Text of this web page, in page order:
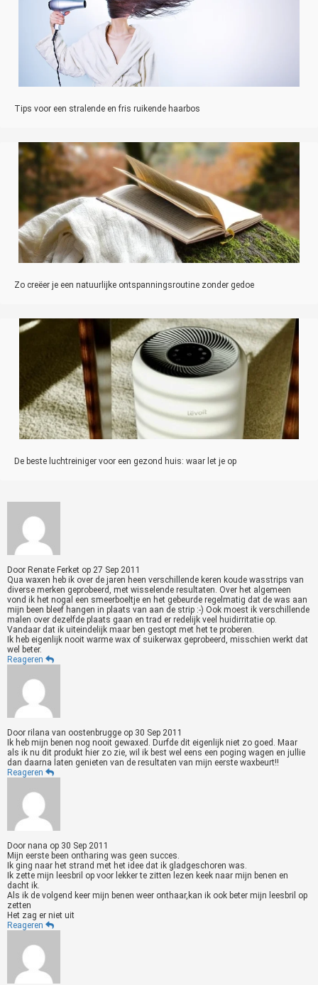
Tips voor een stralende en fris ruikende haarbos
Zo creëer je een natuurlijke ontspanningsroutine zonder gedoe
De beste luchtreiniger voor een gezond huis: waar let je op
Door Renate Ferket op 27 Sep 2011
Qua waxen heb ik over de jaren heen verschillende keren koude wasstrips van
diverse merken geprobeerd, met wisselende resultaten. Over het algemeen
vond ik het nogal een smeerboeltje en het gebeurde regelmatig dat de was aan
mijn been bleef hangen in plaats van aan de strip :-) Ook moest ik verschillende
malen over dezelfde plaats gaan en trad er redelijk veel huidirritatie op.
Vandaar dat ik uiteindelijk maar ben gestopt met het te proberen.
Ik heb eigenlijk nooit warme wax of suikerwax geprobeerd, misschien werkt dat
wel beter.
Reageren
Door rilana van oostenbrugge op 30 Sep 2011
Ik heb mijn benen nog nooit gewaxed. Durfde dit eigenlijk niet zo goed. Maar
als ik nu dit produkt hier zo zie, wil ik best wel eens een poging wagen en jullie
dan daarna laten genieten van de resultaten van mijn eerste waxbeurt!!
Reageren
Door nana op 30 Sep 2011
Mijn eerste been ontharing was geen succes.
Ik ging naar het strand met het idee dat ik gladgeschoren was.
Ik zette mijn leesbril op voor lekker te zitten lezen keek naar mijn benen en
dacht ik.
Als ik de volgend keer mijn benen weer onthaar,kan ik ook beter mijn leesbril op
zetten
Het zag er niet uit
Reageren